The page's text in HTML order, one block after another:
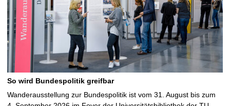
So wird Bundespolitik greifbar
Wanderausstellung zur Bundespolitik ist vom 31. August bis zum